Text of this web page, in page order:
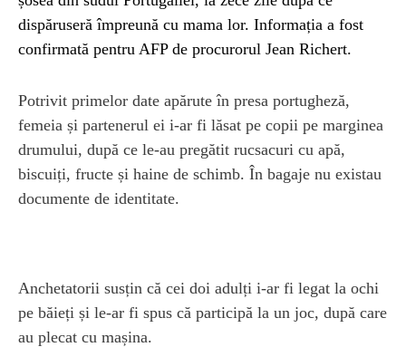
dispăruseră împreună cu mama lor. Informația a fost
confirmată pentru AFP de procurorul Jean Richert.
Potrivit primelor date apărute în presa portugheză,
femeia și partenerul ei i-ar fi lăsat pe copii pe marginea
drumului, după ce le-au pregătit rucsacuri cu apă,
biscuiți, fructe și haine de schimb. În bagaje nu existau
documente de identitate.
Anchetatorii susțin că cei doi adulți i-ar fi legat la ochi
pe băieți și le-ar fi spus că participă la un joc, după care
au plecat cu mașina.